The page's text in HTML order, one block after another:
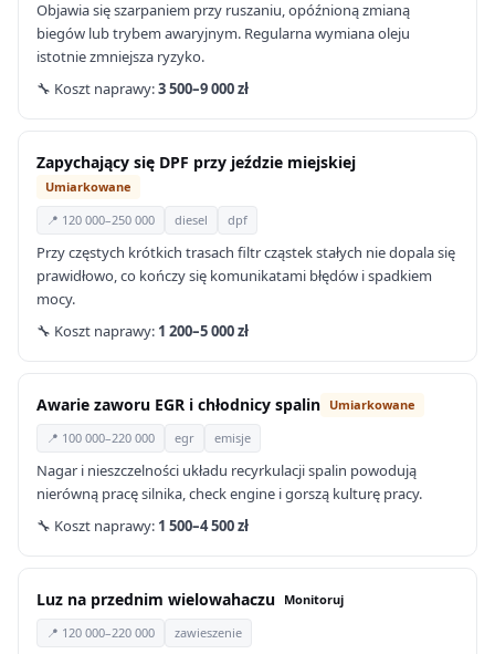
Objawia się szarpaniem przy ruszaniu, opóźnioną zmianą
biegów lub trybem awaryjnym. Regularna wymiana oleju
istotnie zmniejsza ryzyko.
🔧 Koszt naprawy:3 500–9 000 zł
Zapychający się DPF przy jeździe miejskiej
Umiarkowane
📍 120 000–250 000
diesel dpf
Przy częstych krótkich trasach filtr cząstek stałych nie dopala się
prawidłowo, co kończy się komunikatami błędów i spadkiem
mocy.
🔧 Koszt naprawy: 1 200–5 000 zł
Awarie zaworu EGR i chłodnicy spalin Umiarkowane
📍 100 000–220 000 egr emisje
Nagar i nieszczelności układu recyrkulacji spalin powodują
nierówną pracę silnika, check engine i gorszą kulturę pracy.
🔧 Koszt naprawy: 1 500–4 500 zł
Luz na przednim wielowahaczu Monitoruj
📍 120 000–220 000 zawieszenie